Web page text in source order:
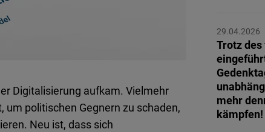
Digitalisierung aufkam. Vielmehr
politischen Gegnern zu schaden,
Neu ist, dass sich
29.04.2026
Trotz
mehr
kämpfen!
Embed
Newsletter2go